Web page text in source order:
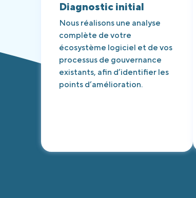
Diagnostic initial
Nous réalisons une analyse
complète de votre
écosystème logiciel et de vos
processus de gouvernance
existants, afin d’identifier les
points d’amélioration.